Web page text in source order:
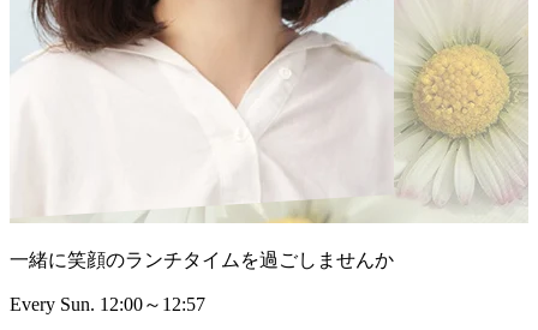
一緒に笑顔のランチタイムを過ごしませんか
Every Sun. 12:00～12:57